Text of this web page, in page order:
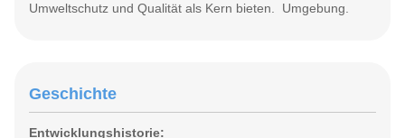
Umweltschutz und Qualität als Kern bieten. Umgebung.
Geschichte
Entwicklungshistorie: